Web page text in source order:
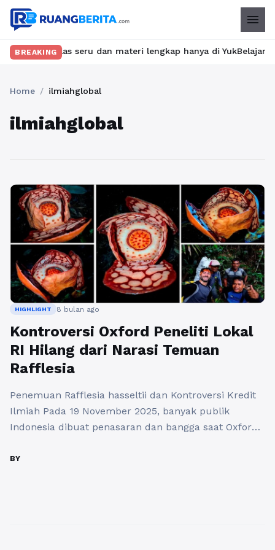
menu
BREAKING
kelas seru dan materi lengkap hanya di YukBelajar.com.
Home / ilmiahglobal
ilmiahglobal
HIGHLIGHT 8 bulan ago
Kontroversi Oxford Peneliti Lokal
RI Hilang dari Narasi Temuan
Rafflesia
Penemuan Rafflesia hasseltii dan Kontroversi Kredit
Ilmiah Pada 19 November 2025, banyak publik
Indonesia dibuat penasaran dan bangga saat Oxford
mengumumkan bahwa mereka menyaksikan
BY